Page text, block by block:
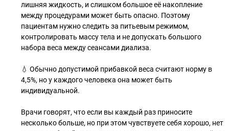
лишняя жидкость, и слишком большое её накопление
между процедурами может быть опасно. Поэтому
пациентам нужно следить за питьевым режимом,
контролировать массу тела и не допускать большого
набора веса между сеансами диализа.
💧 Обычно допустимой прибавкой веса считают норму в
4,5%, но у каждого человека она может быть
индивидуальной.
Врачи говорят, что если вы каждый раз приносите
несколько больше, но при этом чувствуете себя хорошо, нет